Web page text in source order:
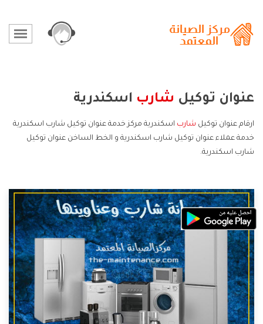
عنوان توكيل شارب اسكندرية
ارقام عنوان توكيل شارب اسكندرية مركز خدمة عنوان توكيل شارب اسكندرية
خدمة عملاء عنوان توكيل شارب اسكندرية و الخط الساخن عنوان توكيل
شارب اسكندرية.